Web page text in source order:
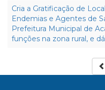
Cria a Gratificação de
Endemias e Agentes de
Prefeitura Municipal de
funções na zona rural, e